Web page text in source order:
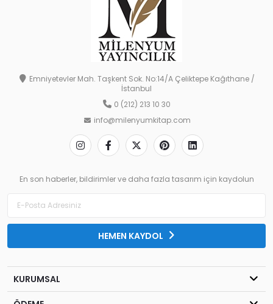
Emniyetevler Mah. Taşkent Sok. No:14/A Çeliktepe Kağıthane /
İstanbul
0 (212) 213 10 30
info@milenyumkitap.com
En son haberler, bildirimler ve daha fazla tasarım için kaydolun
HEMEN KAYDOL
KURUMSAL